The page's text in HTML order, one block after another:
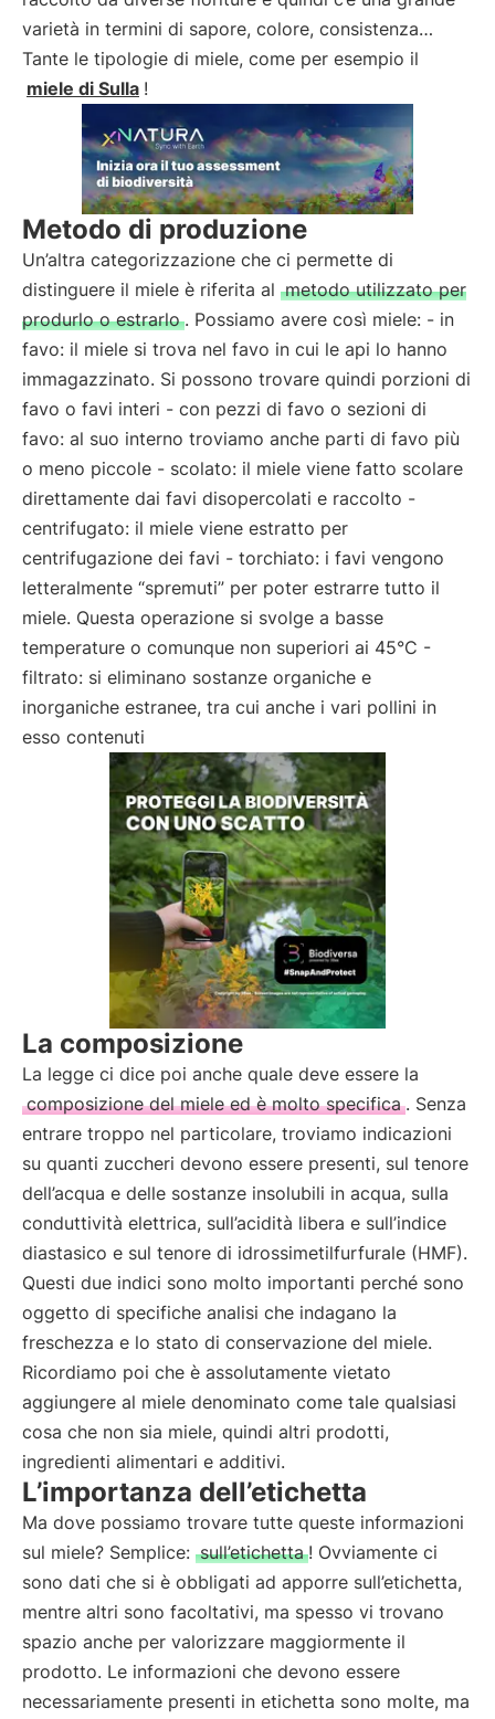
varietà in termini di sapore, colore, consistenza…
Tante le tipologie di miele, come per esempio il
miele di Sulla !
Metodo di produzione
Un’altra categorizzazione che ci permette di
distinguere il miele è riferita al metodo utilizzato per
produrlo o estrarlo . Possiamo avere così miele: - in
favo: il miele si trova nel favo in cui le api lo hanno
immagazzinato. Si possono trovare quindi porzioni di
favo o favi interi - con pezzi di favo o sezioni di
favo: al suo interno troviamo anche parti di favo più
o meno piccole - scolato: il miele viene fatto scolare
direttamente dai favi disopercolati e raccolto -
centrifugato: il miele viene estratto per
centrifugazione dei favi - torchiato: i favi vengono
letteralmente “spremuti” per poter estrarre tutto il
miele. Questa operazione si svolge a basse
temperature o comunque non superiori ai 45°C -
filtrato: si eliminano sostanze organiche e
inorganiche estranee, tra cui anche i vari pollini in
esso contenuti
La composizione
La legge ci dice poi anche quale deve essere la
composizione del miele ed è molto specifica . Senza
entrare troppo nel particolare, troviamo indicazioni
su quanti zuccheri devono essere presenti, sul tenore
dell’acqua e delle sostanze insolubili in acqua, sulla
conduttività elettrica, sull’acidità libera e sull’indice
diastasico e sul tenore di idrossimetilfurfurale (HMF).
Questi due indici sono molto importanti perché sono
oggetto di specifiche analisi che indagano la
freschezza e lo stato di conservazione del miele.
Ricordiamo poi che è assolutamente vietato
aggiungere al miele denominato come tale qualsiasi
cosa che non sia miele, quindi altri prodotti,
ingredienti alimentari e additivi.
L’importanza dell’etichetta
Ma dove possiamo trovare tutte queste informazioni
sul miele? Semplice: sull’etichetta ! Ovviamente ci
sono dati che si è obbligati ad apporre sull’etichetta,
mentre altri sono facoltativi, ma spesso vi trovano
spazio anche per valorizzare maggiormente il
prodotto. Le informazioni che devono essere
necessariamente presenti in etichetta sono molte, ma